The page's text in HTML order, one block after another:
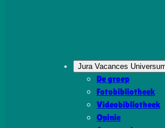
Jura Vacances
De groep
Fotobibliotheek
Videobibliotheek
Opinie